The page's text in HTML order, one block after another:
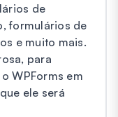
de
formulários de
e muito mais.
para
WPForms em
ele será